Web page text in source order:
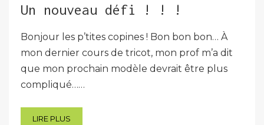
Un nouveau défi ! ! !
Bonjour les p’tites copines ! Bon bon bon… À
mon dernier cours de tricot, mon prof m’a dit
que mon prochain modèle devrait être plus
compliqué……
LIRE PLUS